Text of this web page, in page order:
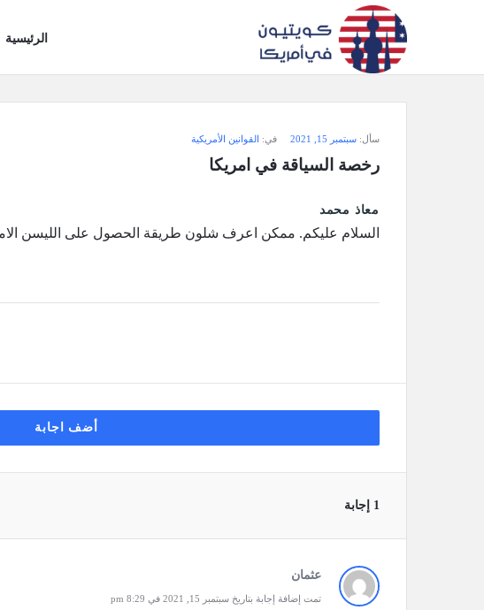
وجواب
كويتيون
الرئيسية
سأل: سبتمبر 15, 2021 في: القوانين الأمريكية
رخصة السياقة في امريكا
معاذ محمد
السلام عليكم. ممكن اعرف شلون طريقة الحصول على الليسن
أضف اجابة
‫1 إجابة
عثمان
تمت إضافة إجابة بتاريخ سبتمبر 15, 2021 في 8:29 pm